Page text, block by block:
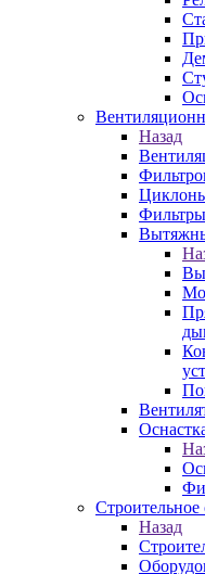
Назад
Строительное
Назад